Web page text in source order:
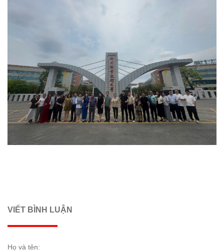
VIẾT BÌNH LUẬN
Họ và tên: